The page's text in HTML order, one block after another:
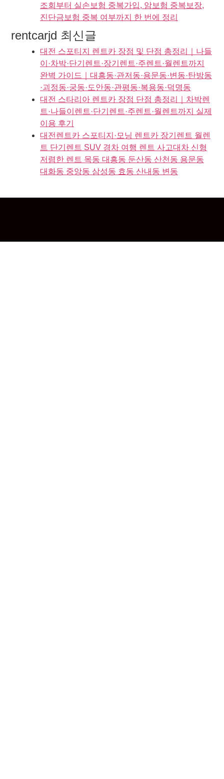
조회부터 실손보험 중복가입, 암보험 중복보장,
진단금보험 중복 여부까지 한 번에 정리
rentcarjd 최신글
대전 스포티지 렌트카 장점 및 단점 총정리｜나들
이·차박·단기렌트·장기렌트·주렌트·월렌트까지
완벽 가이드｜대흥동·관저동·용문동·변동·탄방동
·괴정동·궁동·도안동·관평동·복용동·덕명동
대전 스타리아 렌트카 장점 단점 총정리｜차박렌
트·나들이렌트·단기렌트·주렌트·월렌트까지 실제
이용 후기
대전렌트카 스포티지·모닝 렌트카 장기렌트 월렌
트 단기렌트 SUV 경차 여행 렌트 사고대차 신형
저렴한 렌트 목동 대흥동 둔산동 산천동 용문동
대화동 중앙동 삼성동 효동 산내동 변동